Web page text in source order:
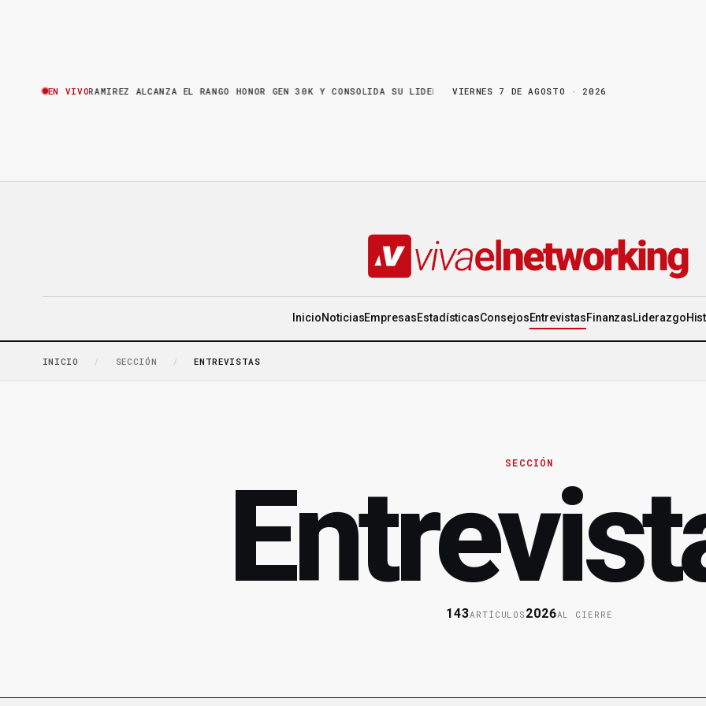
EN VIVO
BRUNO RAMIREZ ALCANZA EL RANGO HONOR GEN 30K Y CONSOLIDA SU LIDERAZGO EN WORLD GEN· LA FRUTA MADURA NO ESPERA: HAY
VIERNES 7 DE AGOSTO · 2026
InicioNoticiasEmpresasEstadísticasConsejosEntrevistasFinanzasLiderazgo
INICIO / SECCIÓN / ENTREVISTAS
SECCIÓN
143ARTÍCULOS 2026AL CIERRE